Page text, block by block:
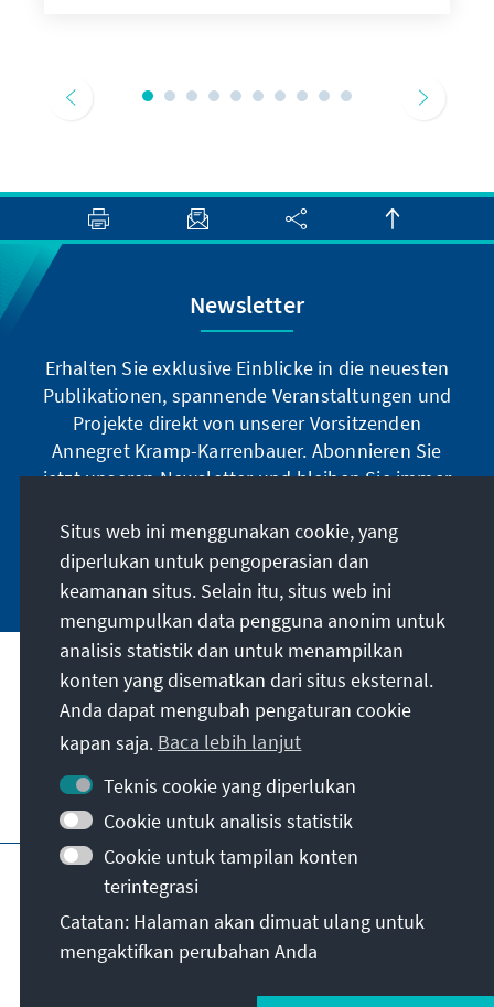
Newsletter
Erhalten Sie exklusive Einblicke in die neuesten
Publikationen, spannende Veranstaltungen und
Projekte direkt von unserer Vorsitzenden
Annegret Kramp-Karrenbauer. Abonnieren Sie
jetzt unseren Newsletter und bleiben Sie immer
Jetzt abonnieren
Misi kami
Kontak
Penawaran lebih lanjut dari yayasan
Jejak Kebijakan privasi
Syarat penggunaan
Erklärung zur Barrierefreiheit
Peta situs
© Konrad-Adenauer-Stiftung e.V. 2026
Situs web ini menggunakan cookie, yang
diperlukan untuk pengoperasian dan
keamanan situs. Selain itu, situs web ini
mengumpulkan data pengguna anonim untuk
analisis statistik dan untuk menampilkan
konten yang disematkan dari situs eksternal.
Anda dapat mengubah pengaturan cookie
kapan saja. Baca lebih lanjut
Teknis cookie yang diperlukan
Cookie untuk analisis statistik
Cookie untuk tampilan konten
terintegrasi
Catatan: Halaman akan dimuat ulang untuk
mengaktifkan perubahan Anda